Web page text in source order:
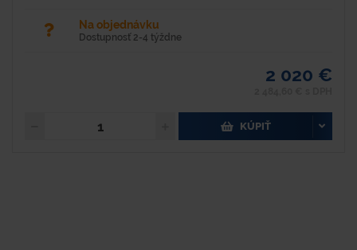
Na objednávku
Dostupnosť 2-4 týždne
2 020 €
KÚPIŤ